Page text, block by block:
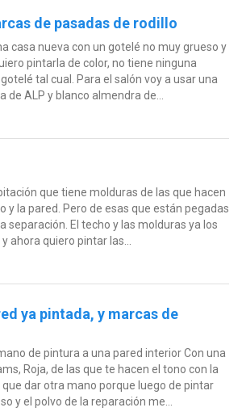
de pasadas de rodillo
casa nueva con un gotelé no muy grueso y
pintarla de color, no tiene ninguna
tal cual. Para el salón voy a usar una
ALP y blanco almendra de...
que tiene molduras de las que hacen
y la pared. Pero de esas que están pegadas
separación. El techo y las molduras ya los
ahora quiero pintar las...
ya pintada, y marcas de
de pintura a una pared interior Con una
Roja, de las que te hacen el tono con la
dar otra mano porque luego de pintar
y el polvo de la reparación me...